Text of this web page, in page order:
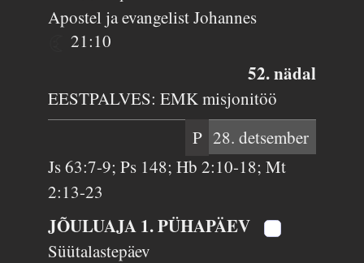
Apostel ja evangelist Johannes
21:10
52. nädal
EESTPALVES: EMK misjonitöö
P 28. detsember
Js 63:7-9; Ps 148; Hb 2:10-18; Mt
2:13-23
JÕULUAJA 1. PÜHAPÄEV
Süütalastepäev